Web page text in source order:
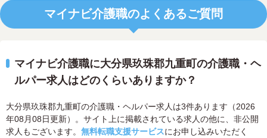
マイナビ介護職のよくあるご質問
マイナビ介護職に大分県玖珠郡九重町の介護職・ヘ
ルパー求人はどのくらいありますか？
大分県玖珠郡九重町の介護職・ヘルパー求人は3件あります（2026
年08月08日更新）。サイト上に掲載されている求人の他に、非公開
求人もございます。 無料転職支援サービスにお申し込みいただく